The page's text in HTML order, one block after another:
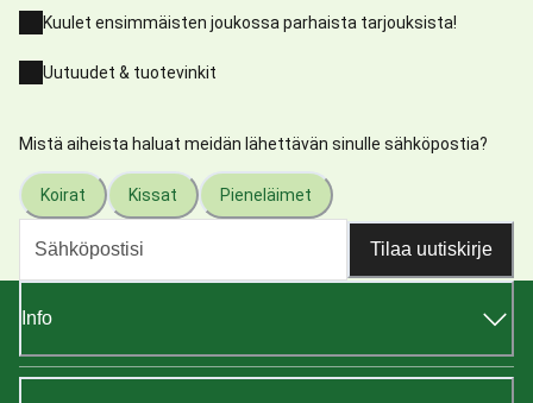
Kuulet ensimmäisten joukossa parhaista tarjouksista!
Uutuudet & tuotevinkit
Mistä aiheista haluat meidän lähettävän sinulle sähköpostia?
Koirat Kissat Pieneläimet
Tilaa uutiskirje
Info